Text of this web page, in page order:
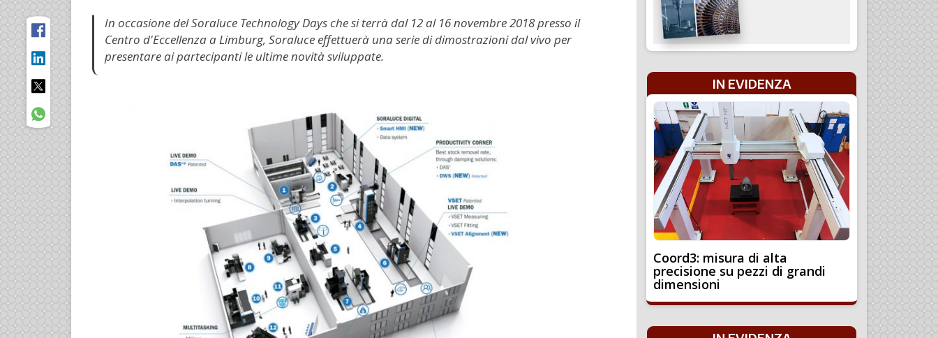
In occasione del Soraluce Technology Days che si terrà dal 12 al 16 novembre 2018 presso il
Centro d'Eccellenza a Limburg, Soraluce effettuerà una serie di dimostrazioni dal vivo per
presentare ai partecipanti le ultime novità sviluppate.
IN EVIDENZA
Coord3: misura di alta
precisione su pezzi di grandi
dimensioni